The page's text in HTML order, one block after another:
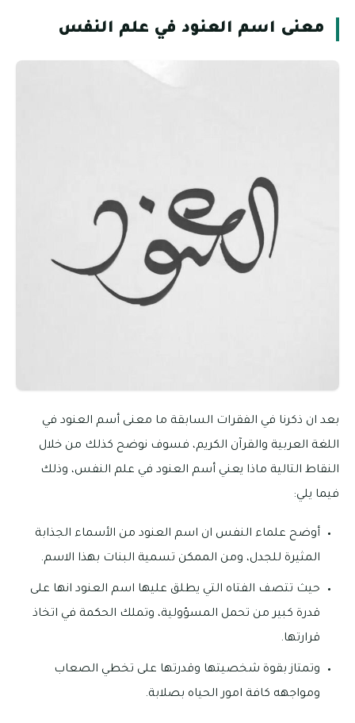
معنى اسم العنود في علم النفس
بعد ان ذكرنا في الفقرات السابقة ما معنى أسم العنود في
اللغة العربية والقرآن الكريم، فسوف نوضح كذلك من خلال
النقاط التالية ماذا يعني أسم العنود في علم النفس، وذلك
فيما يلي:
أوضح علماء النفس ان اسم العنود من الأسماء الجذابة
المثيرة للجدل، ومن الممكن تسمية البنات بهذا الاسم.
حيث تتصف الفتاه التي يطلق عليها اسم العنود انها على
قدرة كبير من تحمل المسؤولية، وتملك الحكمة في اتخاذ
قرارتها.
وتمتاز بقوة شخصيتها وقدرتها على تخطي الصعاب
ومواجهه كافة امور الحياه بصلابة.